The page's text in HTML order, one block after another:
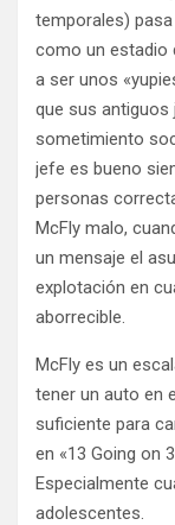
temporales)
como un estadio
a ser unos
que sus antiguos
sometimiento
jefe es bueno
personas
McFly malo,
un mensaje el
explotación en
aborrecible.
McFly es un
tener un auto en
suficiente para
en «13 Going on
Especialmente
adolescentes.